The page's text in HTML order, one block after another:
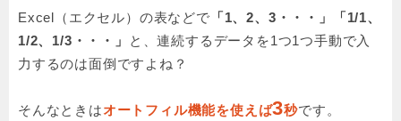
Excel（エクセル） の表などで 「1、2、3・・・」「1/1、
1/2、1/3・・・」
と、連続するデータを1つ1つ手動で入
力するのは面倒ですよね？
そんなときはオートフィル機能を使えば3秒です。